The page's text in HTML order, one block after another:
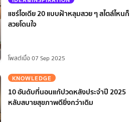
แชร์ไอเดีย 20 แบบฝ้าหลุมสวย ๆ สไตล์ไหนก็
สวยโดนใจ
โพสต์เมื่อ 07 Sep 2025
KNOWLEDGE
10 อันดับที่นอนแก้ปวดหลังประจำปี 2025
หลับสบายสุขภาพดียิ่งกว่าเดิม